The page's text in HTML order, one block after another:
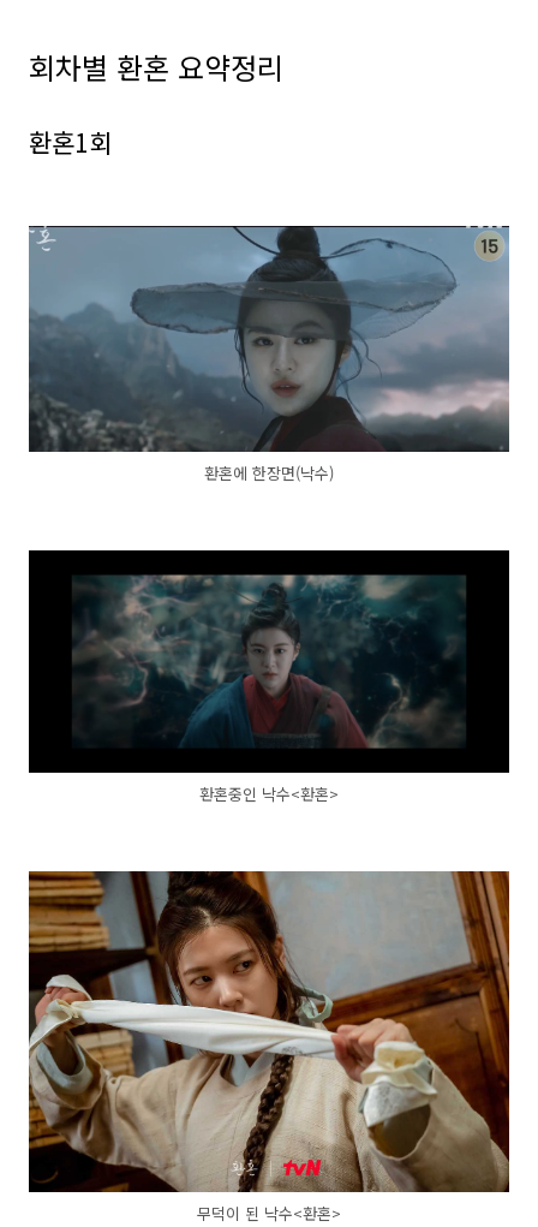
회차별 환혼 요약정리
환혼1회
환혼에 한장면(낙수)
환혼중인 낙수<환혼>
무덕이 된 낙수<환혼>